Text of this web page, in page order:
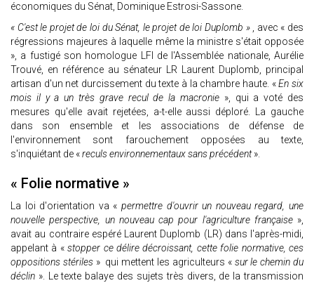
économiques du Sénat, Dominique Estrosi-Sassone.
« C'est le projet de loi du Sénat, le projet de loi Duplomb » , avec « des
régressions majeures à laquelle même la ministre s'était opposée
», a fustigé son homologue LFI de l'Assemblée nationale, Aurélie
Trouvé, en référence au sénateur LR Laurent Duplomb, principal
artisan d'un net durcissement du texte à la chambre haute. «En six
mois il y a un très grave recul de la macronie », qui a voté des
mesures qu'elle avait rejetées, a-t-elle aussi déploré. La gauche
dans son ensemble et les associations de défense de
l'environnement sont farouchement opposées au texte,
s'inquiétant de «reculs environnementaux sans précédent».
« Folie normative »
La loi d'orientation va « permettre d'ouvrir un nouveau regard, une
nouvelle perspective, un nouveau cap pour l'agriculture française»,
avait au contraire espéré Laurent Duplomb (LR) dans l'après-midi,
appelant à «stopper ce délire décroissant, cette folie normative, ces
oppositions stériles» qui mettent les agriculteurs «sur le chemin du
déclin ». Le texte balaye des sujets très divers, de la transmission